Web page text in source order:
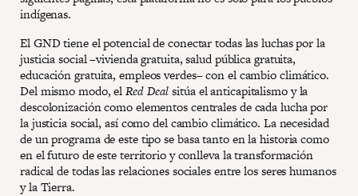
indígenas.
El GND tiene el potencial de conectar todas las luchas por la
justicia social –vivienda gratuita, salud pública gratuita,
educación gratuita, empleos verdes– con el cambio climático.
Del mismo modo, elRed Dealsitúa el anticapitalismo y la
descolonización como elementos centrales de cada lucha por
la justicia social, así como del cambio climático. La necesidad
de un programa de este tipo se basa tanto en la historia como
en el futuro de este territorio y conlleva la transformación
radical de todas las relaciones sociales entre los seres humanos
y la Tierra.